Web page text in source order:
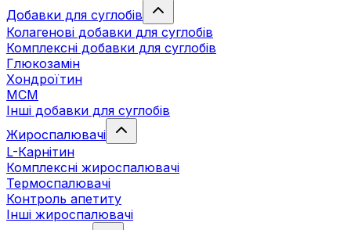
Добавки для суглобів
Колагенові добавки для суглобів
Комплексні добавки для суглобів
Глюкозамін
Хондроїтин
МСМ
Інші добавки для суглобів
Жироспалювачі
L-Карнітин
Комплексні жироспалювачі
Термоспалювачі
Контроль апетиту
Інші жироспалювачі